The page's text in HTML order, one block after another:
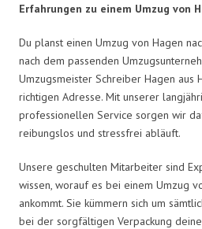
Erfahrungen zu einem Umzug von
Du planst einen Umzug von Hagen
nach dem passenden
Umzugsmeister Schreiber Hagen aus
richtigen Adresse. Mit unserer
professionellen Service sorgen wir
reibungslos und stressfrei abläuft.
Unsere geschulten Mitarbeiter sind
wissen, worauf es bei einem Umzug
ankommt. Sie kümmern sich um
bei der sorgfältigen Verpackung